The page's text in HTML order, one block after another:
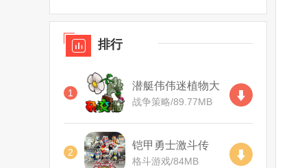
排行
1
潜艇伟伟迷植物大
战僵尸(Plants vs.
战争策略/89.77MB
2
铠甲勇士激斗传
(正版)
格斗游戏/84MB